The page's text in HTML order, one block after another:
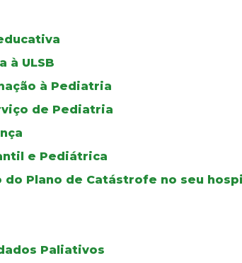
à ULSB
à Pediatria
de Pediatria
e Pediátrica
do Plano de Catástrofe no seu
Paliativos